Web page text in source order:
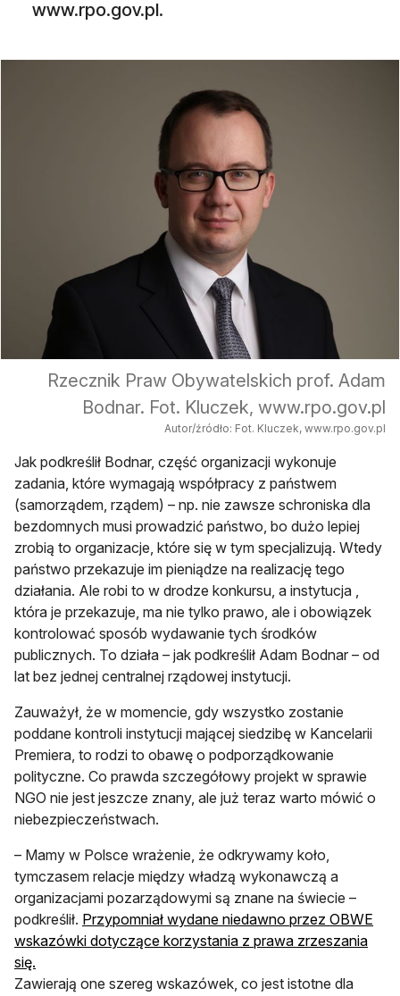
www.rpo.gov.pl.
Rzecznik Praw Obywatelskich prof. Adam
Bodnar. Fot. Kluczek, www.rpo.gov.pl
Autor/źródło: Fot. Kluczek, www.rpo.gov.pl
Jak podkreślił Bodnar, część organizacji wykonuje
zadania, które wymagają współpracy z państwem
(samorządem, rządem) – np. nie zawsze schroniska dla
bezdomnych musi prowadzić państwo, bo dużo lepiej
zrobią to organizacje, które się w tym specjalizują. Wtedy
państwo przekazuje im pieniądze na realizację tego
działania. Ale robi to w drodze konkursu, a instytucja ,
która je przekazuje, ma nie tylko prawo, ale i obowiązek
kontrolować sposób wydawanie tych środków
publicznych. To działa – jak podkreślił Adam Bodnar – od
lat bez jednej centralnej rządowej instytucji.
Zauważył, że w momencie, gdy wszystko zostanie
poddane kontroli instytucji mającej siedzibę w Kancelarii
Premiera, to rodzi to obawę o podporządkowanie
polityczne. Co prawda szczegółowy projekt w sprawie
NGO nie jest jeszcze znany, ale już teraz warto mówić o
niebezpieczeństwach.
– Mamy w Polsce wrażenie, że odkrywamy koło,
tymczasem relacje między władzą wykonawczą a
organizacjami pozarządowymi są znane na świecie –
podkreślił. Przypomniał wydane niedawno przez OBWE
wskazówki dotyczące korzystania z prawa zrzeszania
się.
Zawierają one szereg wskazówek, co jest istotne dla